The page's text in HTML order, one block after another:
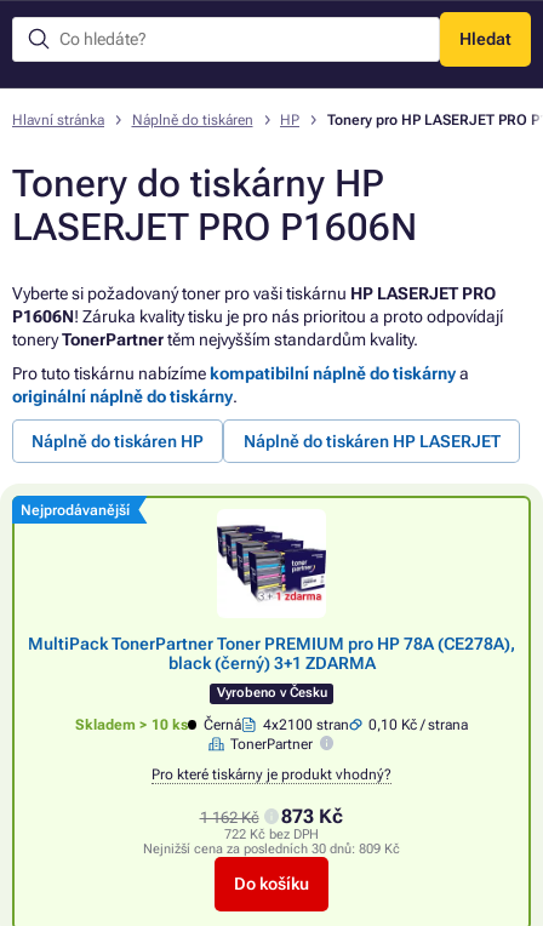
Hledat
Menu
Hlavní stránka Náplně do tiskáren HP Tonery pro HP LASERJET PRO
Tonery do tiskárny HP
LASERJET PRO P1606N
Vyberte si požadovaný toner pro vaši tiskárnu HP LASERJET PRO
P1606N! Záruka kvality tisku je pro nás prioritou a proto odpovídají
toneryTonerPartnertěm nejvyšším standardům kvality.
Pro tuto tiskárnu nabízíme kompatibilní náplně do tiskárnya
originální náplně do tiskárny.
Náplně do tiskáren HP Náplně do tiskáren HP LASERJET
Nejprodávanější
MultiPack TonerPartner Toner PREMIUM pro HP 78A (CE278A),
black (černý) 3+1 ZDARMA
Vyrobeno v Česku
Skladem > 10 ks Černá 4x2100 stran
0,10 Kč / strana
TonerPartner
Pro které tiskárny je produkt vhodný?
1 162 Kč 873 Kč
722 Kč bez DPH
Nejnižší cena za posledních 30 dnů: 809 Kč
Do košíku